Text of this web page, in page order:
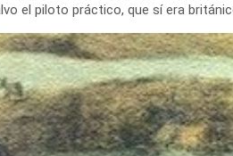
el piloto práctico, que sí era